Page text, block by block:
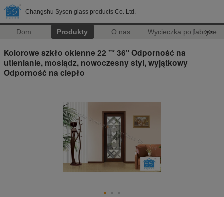
Changshu Sysen glass products Co. Ltd.
Dom Produkty O nas Wycieczka po fabryce
>>
Kolorowe szkło okienne 22 "* 36" Odporność na
utlenianie, mosiądz, nowoczesny styl, wyjątkowy
Odporność na ciepło